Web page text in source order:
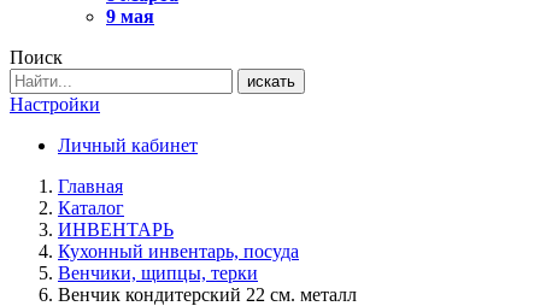
9 мая
Поиск
искать
Настройки
Личный кабинет
Главная
Каталог
ИНВЕНТАРЬ
Кухонный инвентарь, посуда
Венчики, щипцы, терки
Венчик кондитерский 22 см. металл